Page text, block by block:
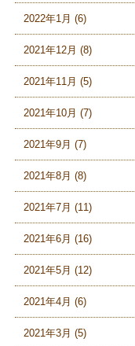
2022年1月 (6)
2021年12月 (8)
2021年11月 (5)
2021年10月 (7)
2021年9月 (7)
2021年8月 (8)
2021年7月 (11)
2021年6月 (16)
2021年5月 (12)
2021年4月 (6)
2021年3月 (5)